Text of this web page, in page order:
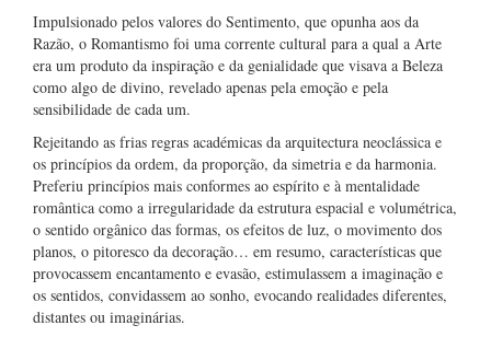
Impulsionado pelos valores do Sentimento, que opunha aos da
Razão, o Romantismo foi uma corrente cultural para a qual a Arte
era um produto da inspiração e da genialidade que visava a Beleza
como algo de divino, revelado apenas pela emoção e pela
sensibilidade de cada um.
Rejeitando as frias regras académicas da arquitectura neoclássica e
os princípios da ordem, da proporção, da simetria e da harmonia.
Preferiu princípios mais conformes ao espírito e à mentalidade
romântica como a irregularidade da estrutura espacial e volumétrica,
o sentido orgânico das formas, os efeitos de luz, o movimento dos
planos, o pitoresco da decoração… em resumo, características que
provocassem encantamento e evasão, estimulassem a imaginação e
os sentidos, convidassem ao sonho, evocando realidades diferentes,
distantes ou imaginárias.